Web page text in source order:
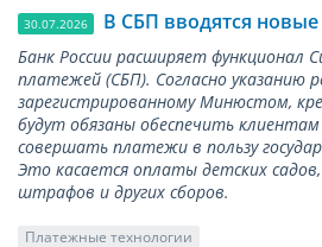
30.07.2026 В СБП вводятся
Банк России расширяет функционал
платежей (СБП). Согласно указанию
зарегистрированному Минюстом,
будут обязаны обеспечить
совершать платежи в пользу
Это касается оплаты детских садов,
штрафов и других сборов.
Платежные технологии